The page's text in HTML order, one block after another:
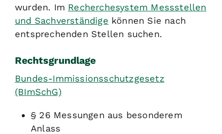
wurden. Im Recherchesystem Messstellen
und Sachverständige können Sie nach
entsprechenden Stellen suchen.
Rechtsgrundlage
Bundes-Immissionsschutzgesetz
(BImSchG)
§ 26 Messungen aus besonderem
Anlass